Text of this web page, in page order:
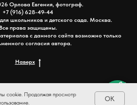
cookie. Продолжая просмотр
OK
Орлова Евгения, фотограф.
+7 (916) 628-49-44
школьников и детского сада. Москва.
Все права защищены.
с данного сайта возможно только
согласия автора.
Наверх